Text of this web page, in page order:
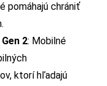
pomáhajú chrániť
2: Mobilné
ktorí hľadajú